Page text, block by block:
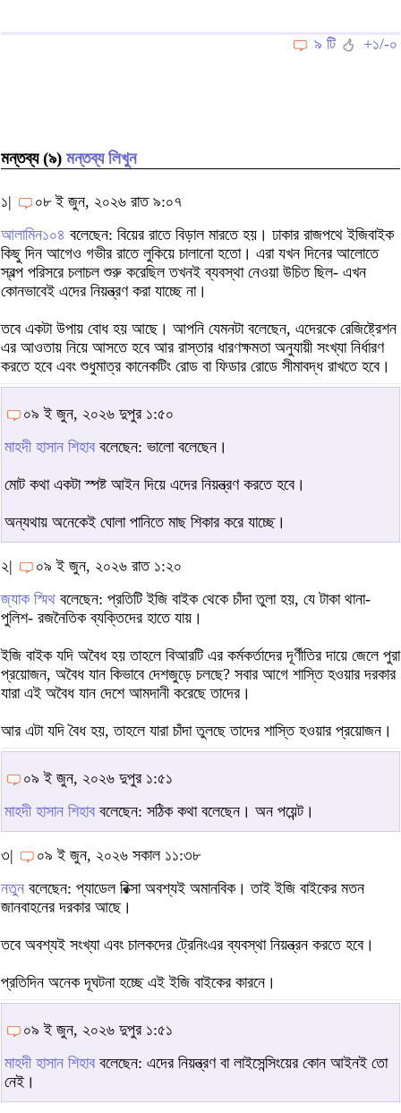
৯ টি +১/-০
মন্তব্য (৯) মন্তব্য লিখুন
১|
০৮ ই জুন, ২০২৬ রাত ৯:০৭
আলামিন১০৪ বলেছেন: বিয়ের রাতে বিড়াল মারতে হয়। ঢাকার রাজপথে ইজিবাইক
কিছু দিন আগেও গভীর রাতে লুকিয়ে চালানো হতো। এরা যখন দিনের আলোতে
স্বল্প পরিসরে চলাচল শুরু করেছিল তখনই ব্যবস্থা নেওয়া উচিত ছিল- এখন
কোনভাবেই এদের নিয়ন্ত্রণ করা যাচ্ছে না।
তবে একটা উপায় বোধ হয় আছে। আপনি যেমনটা বলেছেন, এদেরকে রেজিষ্ট্রেশন
এর আওতায় নিয়ে আসতে হবে আর রাস্তার ধারণক্ষমতা অনুযায়ী সংখ্যা নির্ধারণ
করতে হবে এবং শুধুমাত্র কানেকটিং রোড বা ফিডার রোডে সীমাবদ্ধ রাখতে হবে।
০৯ ই জুন, ২০২৬ দুপুর ১:৫০
মাহদী হাসান শিহাব বলেছেন: ভালো বলেছেন।
মোট কথা একটা স্পষ্ট আইন দিয়ে এদের নিয়ন্ত্রণ করতে হবে।
অন্যথায় অনেকেই ঘোলা পানিতে মাছ শিকার করে যাচ্ছে।
২|
০৯ ই জুন, ২০২৬ রাত ১:২০
জ্যাক স্মিথ বলেছেন: প্রতিটি ইজি বাইক থেকে চাঁদা তুলা হয়, যে টাকা থানা-
পুলিশ- রজনৈতিক ব্যক্তিদের হাতে যায়।
ইজি বাইক যদি অবৈধ হয় তাহলে বিআরটি এর কর্মকর্তাদের দূর্ণীতির দায়ে জেলে পুরা
প্রয়োজন, অবৈধ যান কিভাবে দেশজুড়ে চলছে? সবার আগে শাস্তি হওয়ার দরকার
যারা এই অবৈধ যান দেশে আমদানী করেছে তাদের।
আর এটা যদি বৈধ হয়, তাহলে যারা চাঁদা তুলছে তাদের শাস্তি হওয়ার প্রয়োজন।
০৯ ই জুন, ২০২৬ দুপুর ১:৫১
মাহদী হাসান শিহাব বলেছেন: সঠিক কথা বলেছেন। অন পয়েন্ট।
৩|
০৯ ই জুন, ২০২৬ সকাল ১১:৩৮
নতুন বলেছেন: প্যাডেল রিক্সা অবশ্যই অমানবিক। তাই ইজি বাইকের মতন
জানবাহনের দরকার আছে।
তবে অবশ্যই সংখ্যা এবং চালকদের ট্রেনিংএর ব্যবস্থা নিয়ন্ত্রন করতে হবে।
প্রতিদিন অনেক দূঘটনা হচ্ছে এই ইজি বাইকের কারনে।
০৯ ই জুন, ২০২৬ দুপুর ১:৫১
মাহদী হাসান শিহাব বলেছেন: এদের নিয়ন্ত্রণ বা লাইসেন্সিংয়ের কোন আইনই তো
নেই।